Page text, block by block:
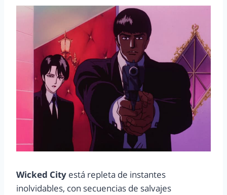
Wicked City está repleta de instantes
inolvidables, con secuencias de salvajes